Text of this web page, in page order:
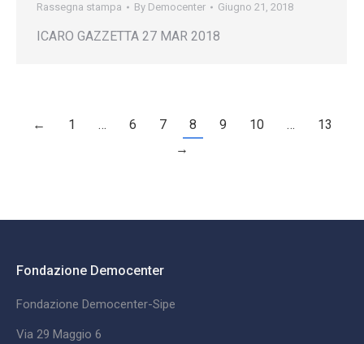
Rassegna stampa By Democenter Giugno 21, 2018
ICARO GAZZETTA 27 MAR 2018
← 1 … 6 7 8 9 10 …
13
→
Fondazione Democenter
Fondazione Democenter-Sipe
Via 29 Maggio 6